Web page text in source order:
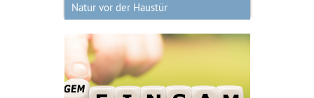
Natur vor der Haustür
Gemeinsam gegen einsam